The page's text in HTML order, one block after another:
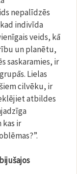
nepalīdzēs
indivīda
veids, kā
un planētu,
saskaramies, ir
Lielas
cilvēku, ir
atbildes
kas ir